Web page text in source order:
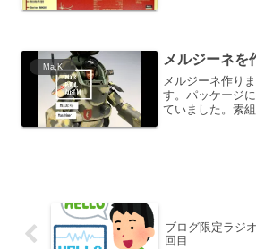
でまとめようと
Ma,K メルジーネを
メルジーネ作り
す。パッケージ
ていました。素
ブログ限定ラジ
回目